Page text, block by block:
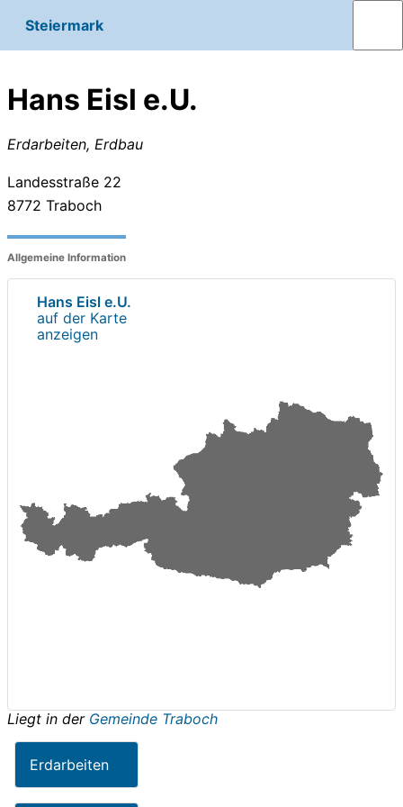
Steiermark
Hans Eisl e.U.
Erdarbeiten, Erdbau
Landesstraße 22
8772 Traboch
Allgemeine Information
Hans Eisl e.U.
auf der Karte
anzeigen
Liegt in der Gemeinde Traboch
Erdarbeiten